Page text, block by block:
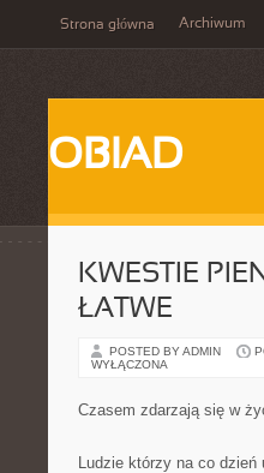
Strona główna Archiwum
OBIAD
KWESTIE
ŁATWE
POSTED BY ADMIN
WYŁĄCZONA
Czasem zdarzają się w
Ludzie którzy na co